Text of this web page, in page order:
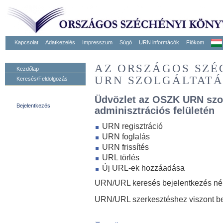
Kapcsolat Adatkezelés Impresszum Súgó URN informácók Fiókom
Kezdőlap
Keresés/Feldolgozás
Bejelentkezés
AZ ORSZÁGOS
URN
Üdvözlet az OSZK URN
adminisztrációs felületén
URN regisztráció
URN foglalás
URN frissítés
URL törlés
Új URL-ek hozzáadása
URN/URL keresés bejelentkezés
URN/URL szerkesztéshez viszont